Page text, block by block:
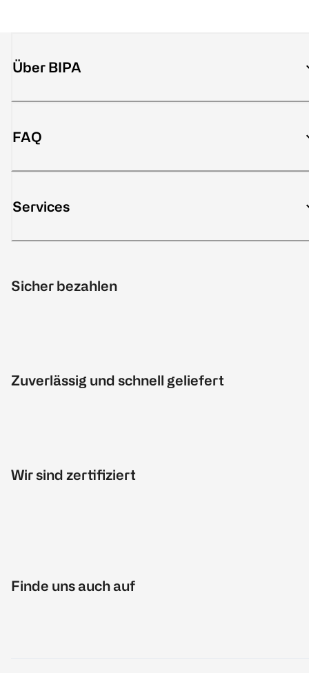
Über BIPA
FAQ
Services
Sicher bezahlen
Zuverlässig und schnell geliefert
Wir sind zertifiziert
Finde uns auch auf